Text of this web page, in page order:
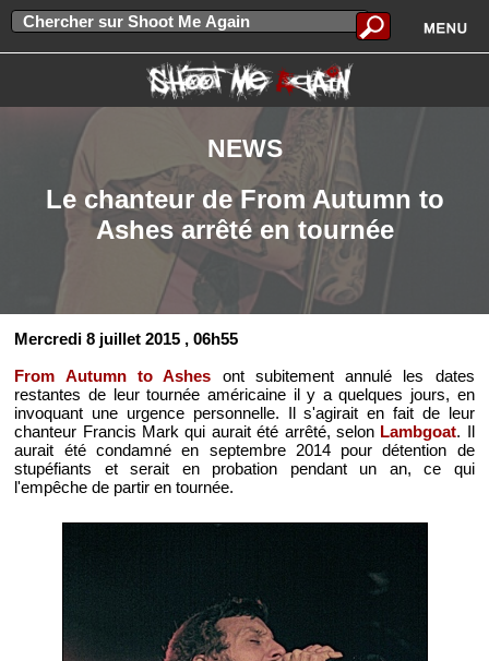
NEWS
Le chanteur de From Autumn to
Ashes arrêté en tournée
Mercredi 8 juillet 2015 , 06h55
From Autumn to Ashes ont subitement annulé les dates
restantes de leur tournée américaine il y a quelques jours, en
invoquant une urgence personnelle. Il s'agirait en fait de leur
chanteur Francis Mark qui aurait été arrêté, selon Lambgoat. Il
aurait été condamné en septembre 2014 pour détention de
stupéfiants et serait en probation pendant un an, ce qui
l'empêche de partir en tournée.